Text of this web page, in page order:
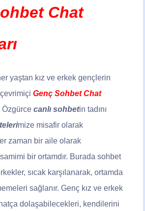
Chat
yaştan kız ve erkek gençlerin
Genç Sohbet Chat
Özgürce canlı sohbetin tadını
mize misafir olarak
zaman bir aile olarak
bir ortamdır. Burada sohbet
sıcak karşılanarak, ortamda
sağlanır. Genç kız ve erkek
dolaşabilecekleri, kendilerini